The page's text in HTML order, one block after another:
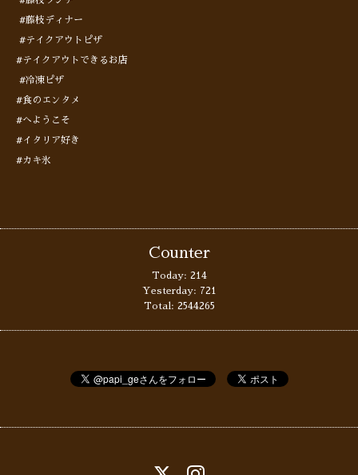
#藤枝ディナー
#テイクアウトピザ
#テイクアウトできるお店
#冷凍ピザ
#食のエンタメ
#へようこそ
#イタリア好き
#カキ氷
Counter
Today: 214
Yesterday: 721
Total: 2544265